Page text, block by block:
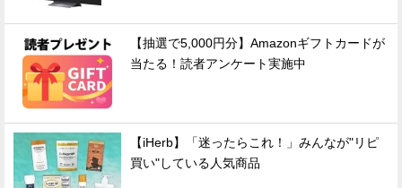
【抽選で5,000円分】Amazonギフトカードが
当たる！読者アンケート実施中
【iHerb】「迷ったらこれ！」みんなが"リピ
買い"している人気商品